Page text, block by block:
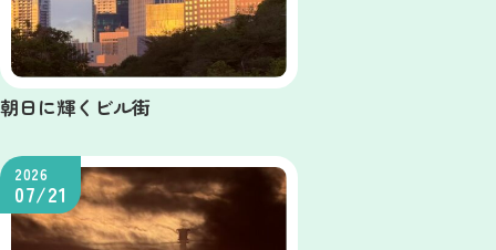
朝日に輝くビル街
2026
07/21